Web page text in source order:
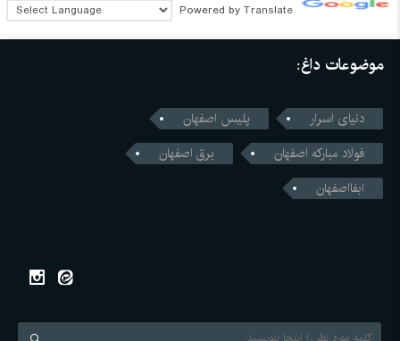
Powered by Translate
موضوعات داغ:
دنیای اسرار
پلیس اصفهان
فولاد مبارکه اصفهان
برق اصفهان
ابفااصفهان